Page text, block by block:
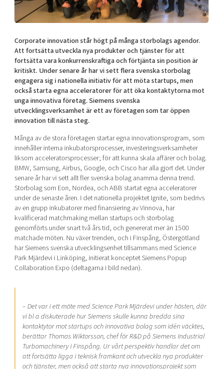
Shaping cities and regions
Bright East
East Sweden Tech Women
Reversed mentorship
Current offers and activities
Upscaling
Talent & skills
Startup & industry collaboration
Offers to boost your business
Funding opportunities
Our community of companies
Projects
Publications
Project toolbox
Our clusters
Reach out to us
Locations
Today's lunch in Mjärdevi
Corporate innovation står högt på många storbolags agendor.
Att fortsätta utveckla nya produkter och tjänster för att
fortsätta vara konkurrenskraftiga och förtjänta sin position är
kritiskt. Under senare år har vi sett flera svenska storbolag
engagera sig i nationella initiativ för att möta startups, men
också starta egna acceleratorer för att öka kontaktytorna mot
unga innovativa företag. Siemens svenska
utvecklingsverksamhet är ett av företagen som tar öppen
innovation till nästa steg.
Många av de stora företagen startar egna innovationsprogram, som
innehåller interna inkubatorsprocesser, investeringsverksamheter
liksom acceleratorsprocesser; för att kunna skala affärer och bolag.
BMW, Samsung, Airbus, Google, och Cisco har alla gjort det. Under
senare år har vi sett allt fler svenska bolag anamma denna trend.
Storbolag som Eon, Nordea, och ABB startat egna acceleratorer
under de senaste åren. I det nationella projektet Ignite, som bedrivs
av en grupp inkubatorer med finansiering av Vinnova, har
kvalificerad matchmaking mellan startups och storbolag
genomförts under snart två års tid, och genererat mer än 1500
matchade möten. Nu växer trenden, och i Finspång, Östergötland
har Siemens svenska utvecklingsenhet tillsammans med Science
Park Mjärdevi i Linköping, initierat konceptet Siemens Popup
Collaboration Expo (deltagarna i bild nedan).
– Det var i ett möte med Science Park Mjärdevi under hösten, där
vi bl a diskuterade hur Siemens skulle kunna bredda sina
kontaktytor mot startups och innovativa bolag som idén väcktes,
berättar Thomas Wiktorsson, chef för R&D på Siemens Industrial
Turbomachinery i Finspång. Ur vårt perspektiv handlar det om
att fortsätta ligga i teknisk framkant och utveckla nya produkter
och tjänster, men också att starta nya innovationsprojekt som